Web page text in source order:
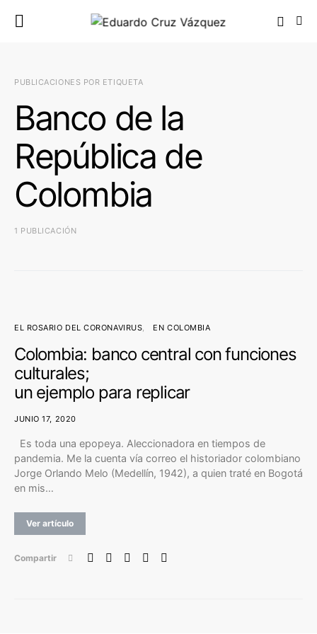
PUBLICACIONES POR ETIQUETA
Banco de la
República de
Colombia
1 PUBLICACIÓN
EL ROSARIO DEL CORONAVIRUS EN COLOMBIA
Colombia: banco central con funciones
culturales;
un ejemplo para replicar
JUNIO 17, 2020
Es toda una epopeya. Aleccionadora en tiempos de
pandemia. Me la cuenta vía correo el historiador colombiano
Jorge Orlando Melo (Medellín, 1942), a quien traté en Bogotá
en mis…
Ver artículo
Compartir